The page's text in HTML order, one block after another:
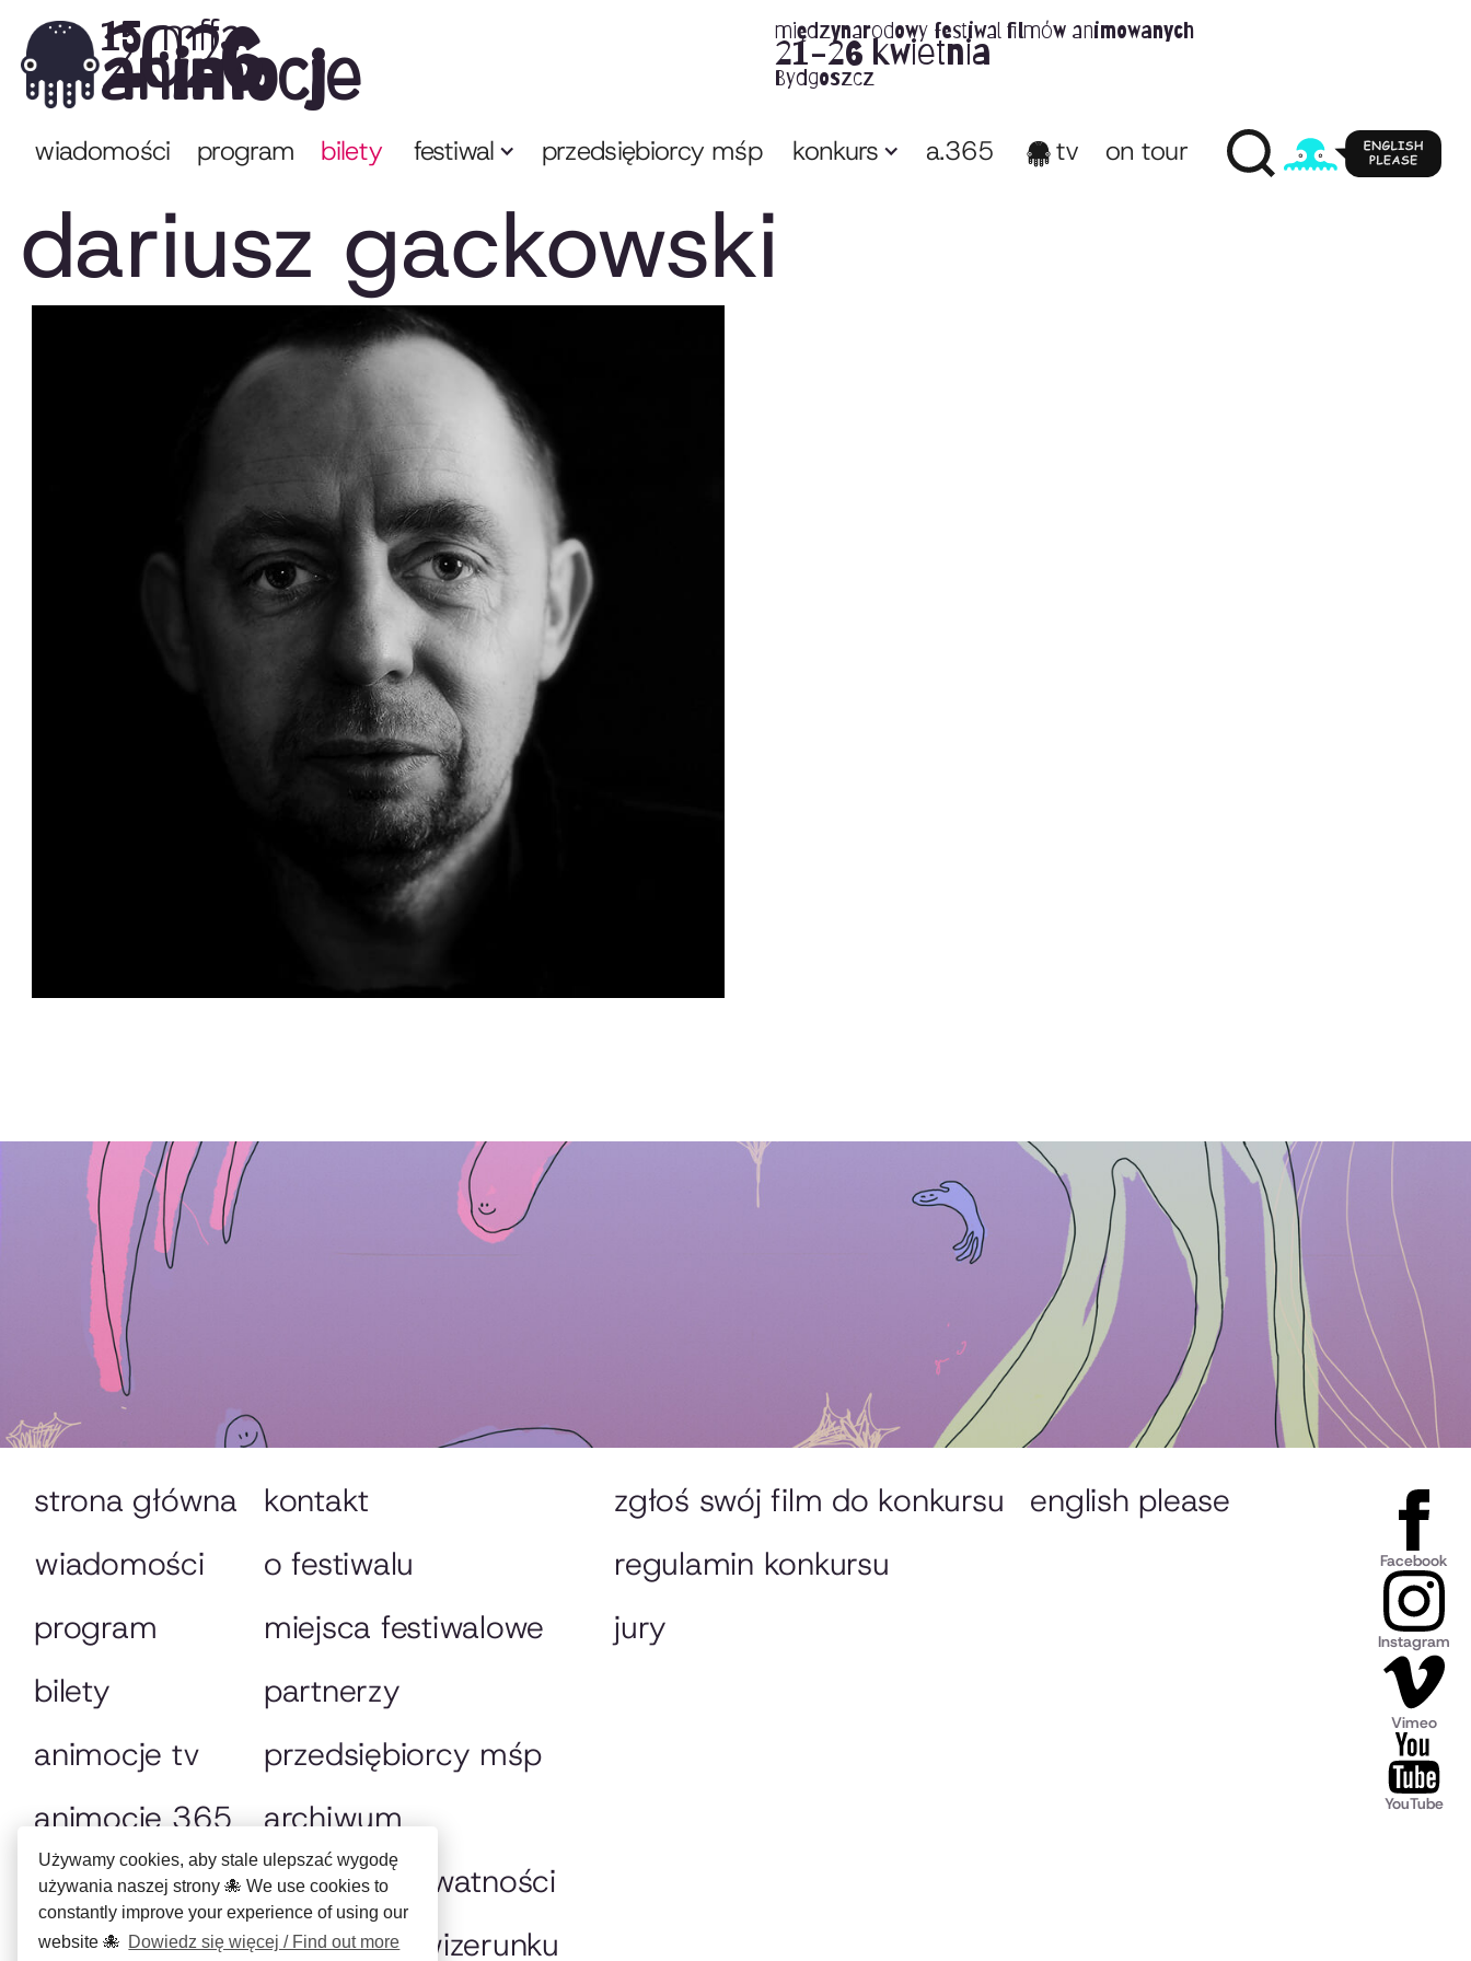
Używamy cookies, aby stale ulepszać wygodę
używania naszej strony 🐙 We use cookies to
constantly improve your experience of using our
website 🐙 Dowiedz się więcej / Find out more
15. mffa
animocje
2026 międzynarodowy festiwal filmów animowanych
21-26 kwietnia
Bydgoszcz
wiadomości program bilety festiwal przedsiębiorcy mśp konkurs a.365 tv on tour
dariusz gackowski
strona główna
wiadomości
program
bilety
animocje tv
animocje 365
on tour
kontakt
o festiwalu
miejsca festiwalowe
partnerzy
przedsiębiorcy mśp
archiwum
polityka prywatności
utrwalanie wizerunku
zgłoś swój film do konkursu
regulamin konkursu
jury
english please
Facebook
Instagram
Vimeo
YouTube